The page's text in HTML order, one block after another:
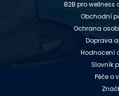
B2B pro wellness
Obchodní
Ochrana
Doprava
Hodnocení
Slovník
Péče o